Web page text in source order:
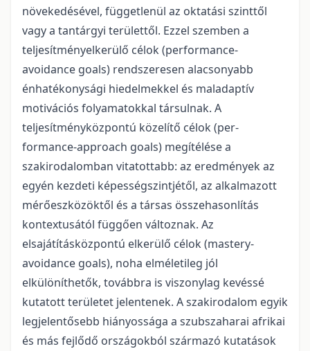
növekedésével, függetlenül az oktatási szinttől
vagy a tantárgyi területtől. Ezzel szemben a
teljesítményelkerülő célok (performance-
avoidance goals) rendszeresen alacsonyabb
énhatékonysági hiedelmekkel és maladaptív
motivációs folyamatokkal társulnak. A
teljesítményközpontú közelítő célok (per-
formance-approach goals) megítélése a
szakirodalomban vitatottabb: az eredmények az
egyén kezdeti képességszintjétől, az alkalmazott
mérőeszközöktől és a társas összehasonlítás
kontextusától függően változnak. Az
elsajátításközpontú elkerülő célok (mastery-
avoidance goals), noha elméletileg jól
elkülöníthetők, továbbra is viszonylag kevéssé
kutatott területet jelentenek. A szakirodalom egyik
legjelentősebb hiányossága a szubszaharai afrikai
és más fejlődő országokból származó kutatások